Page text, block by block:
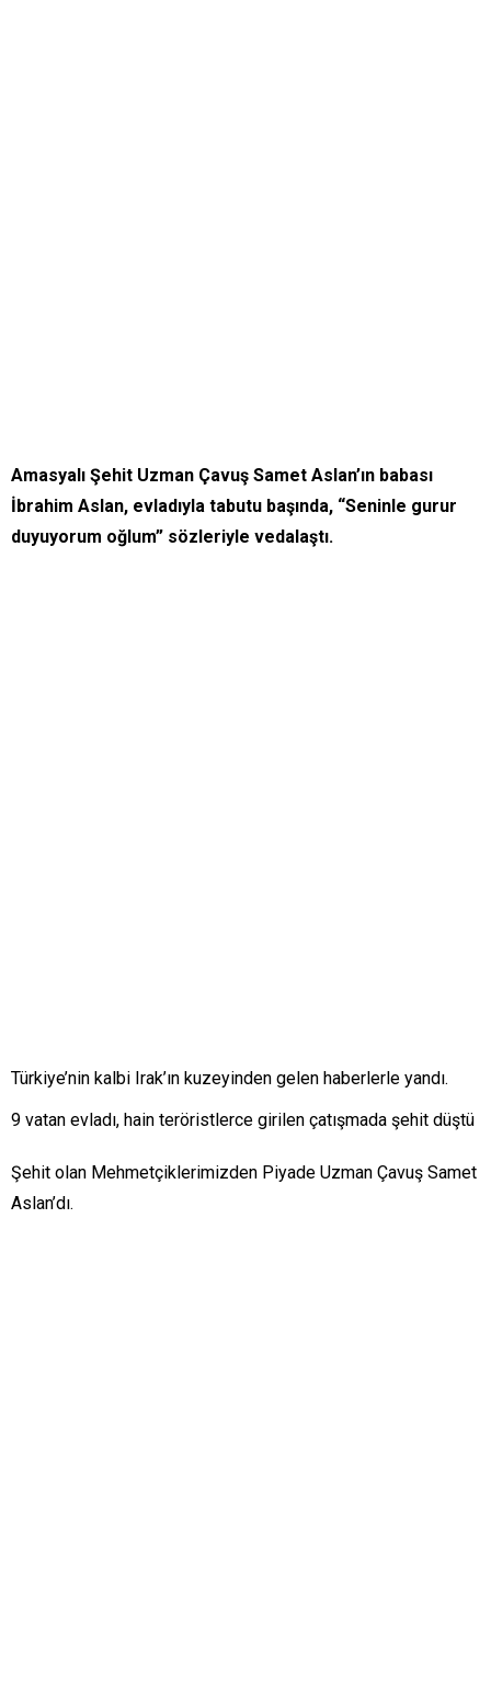
Amasyalı Şehit Uzman Çavuş Samet Aslan’ın babası
İbrahim Aslan, evladıyla tabutu başında, “Seninle gurur
duyuyorum oğlum” sözleriyle vedalaştı.
Türkiye’nin kalbi Irak’ın kuzeyinden gelen haberlerle yandı.
9 vatan evladı, hain teröristlerce girilen çatışmada şehit düştü
Şehit olan Mehmetçiklerimizden Piyade Uzman Çavuş Samet
Aslan’dı.